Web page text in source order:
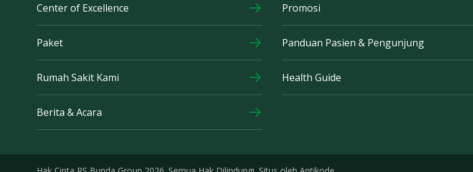
Center of Excellence Promosi
Paket Panduan Pasien & Pengunjung
Rumah Sakit Kami Health Guide
Berita & Acara